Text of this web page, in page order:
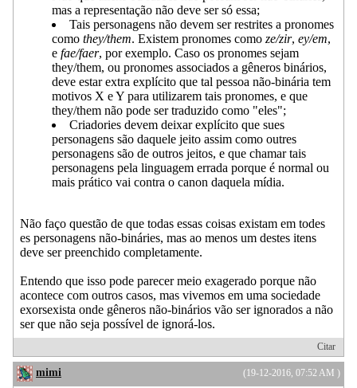
mas a representação não deve ser só essa;
Tais personagens não devem ser restrites a pronomes
como they/them. Existem pronomes como ze/zir, ey/em,
e fae/faer, por exemplo. Caso os pronomes sejam
they/them, ou pronomes associados a gêneros binários,
deve estar extra explícito que tal pessoa não-binária tem
motivos X e Y para utilizarem tais pronomes, e que
they/them não pode ser traduzido como "eles";
Criadories devem deixar explícito que sues
personagens são daquele jeito assim como outres
personagens são de outros jeitos, e que chamar tais
personagens pela linguagem errada porque é normal ou
mais prático vai contra o canon daquela mídia.
Não faço questão de que todas essas coisas existam em todes
es personagens não-bináries, mas ao menos um destes itens
deve ser preenchido completamente.
Entendo que isso pode parecer meio exagerado porque não
acontece com outros casos, mas vivemos em uma sociedade
exorsexista onde gêneros não-binários vão ser ignorados a não
ser que não seja possível de ignorá-los.
Citar
(19-12-2016, 07:52 AM )
mimi